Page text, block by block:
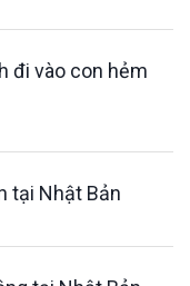
đi vào con hẻm
tại Nhật Bản